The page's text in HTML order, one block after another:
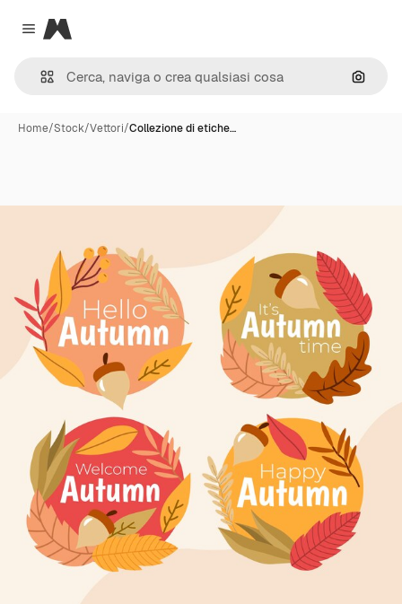
Close menu
Magnific
Cerca
Home/Stock/Vettori/Collezione di etiche…